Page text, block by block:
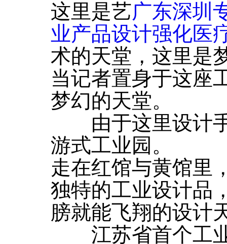
这里是艺广东深圳
业产品设计强化医
术的天堂，这里是
当记者置身于这座
梦幻的天堂。
由于这里设计手
游式工业园。
走在红馆与黄馆里
独特的工业设计品
膀就能飞翔的设
江苏省首个工业